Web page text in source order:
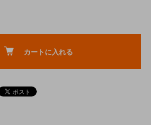
カートに入れる